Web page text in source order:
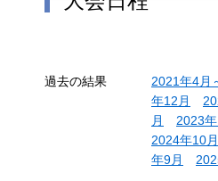
過去の結果 2021年4月
年12月
月
2023
2024年10月
年9月